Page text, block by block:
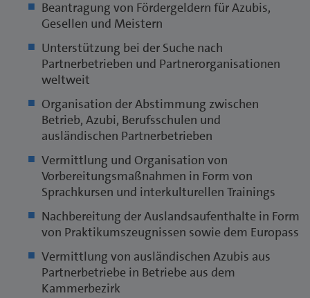
Beantragung von Fördergeldern für Azubis,
Gesellen und Meistern
Unterstützung bei der Suche nach
Partnerbetrieben und Partnerorganisationen
weltweit
Organisation der Abstimmung zwischen
Betrieb, Azubi, Berufsschulen und
ausländischen Partnerbetrieben
Vermittlung und Organisation von
Vorbereitungsmaßnahmen in Form von
Sprachkursen und interkulturellen Trainings
Nachbereitung der Auslandsaufenthalte in Form
von Praktikumszeugnissen sowie dem Europass
Vermittlung von ausländischen Azubis aus
Partnerbetriebe in Betriebe aus dem
Kammerbezirk